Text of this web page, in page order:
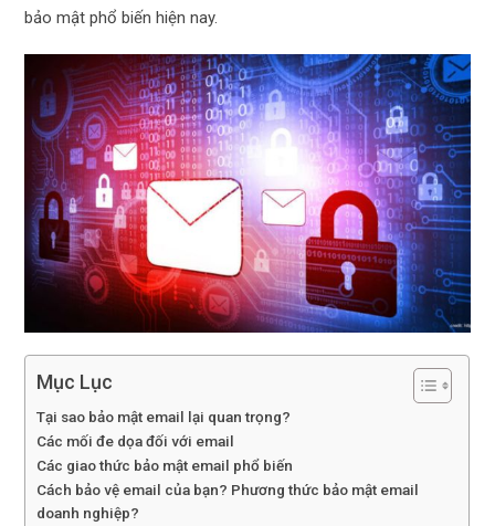
bảo mật phổ biến hiện nay.
Mục Lục
Tại sao bảo mật email lại quan trọng?
Các mối đe dọa đối với email
Các giao thức bảo mật email phổ biến
Cách bảo vệ email của bạn? Phương thức bảo mật email
doanh nghiệp?